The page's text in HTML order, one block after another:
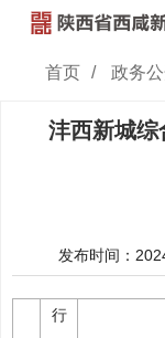
首页 / 政务
沣西新城综
发布时间：
行